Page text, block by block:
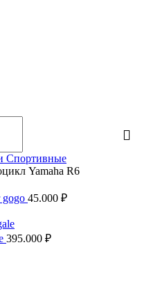
Спортивные
Yamaha R6
gogo 45.000 ₽
395.000 ₽